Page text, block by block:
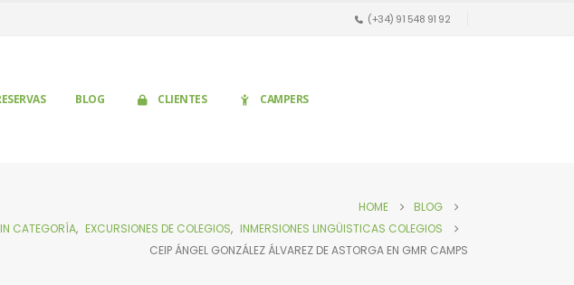
(+34) 91 548 91 92
BLOG CLIENTES CAMPERS
HOME
BLOG
CATEGORÍA, EXCURSIONES DE COLEGIOS, INMERSIONES LINGÜISTICAS COLEGIOS
CEIP ÁNGEL GONZÁLEZ ÁLVAREZ DE ASTORGA EN GMR CAMPS